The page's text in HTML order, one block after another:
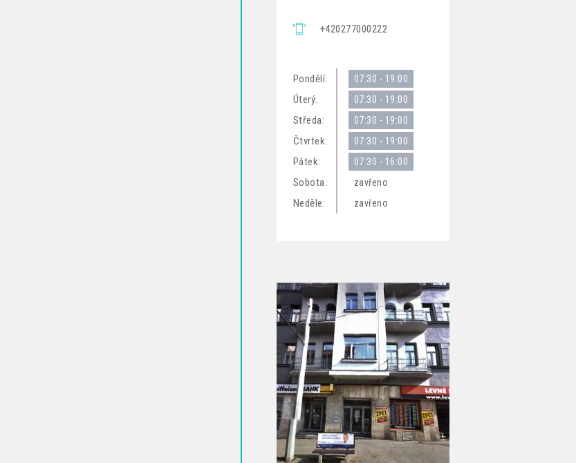
+420277000222
Pondělí: 07:30 - 19:00
Úterý: 07:30 - 19:00
Středa: 07:30 - 19:00
Čtvrtek: 07:30 - 19:00
Pátek: 07:30 - 16:00
Sobota: zavřeno
Neděle: zavřeno